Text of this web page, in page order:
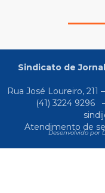
Sindicato de
Rua José Loureiro,
(41) 3224 9296
Atendimento de
Desenvolvido por